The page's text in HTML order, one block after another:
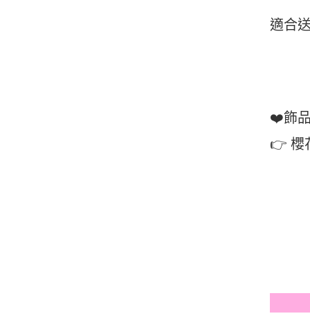
適合
❤️飾
👉 櫻